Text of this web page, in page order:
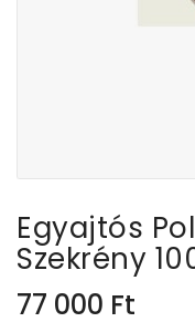
Egyajtós
Szekrény
77 000 Ft